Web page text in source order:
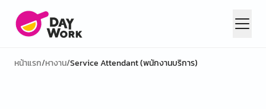
หน้าแรก/หางาน/Service Attendant (พนักงานบริการ)